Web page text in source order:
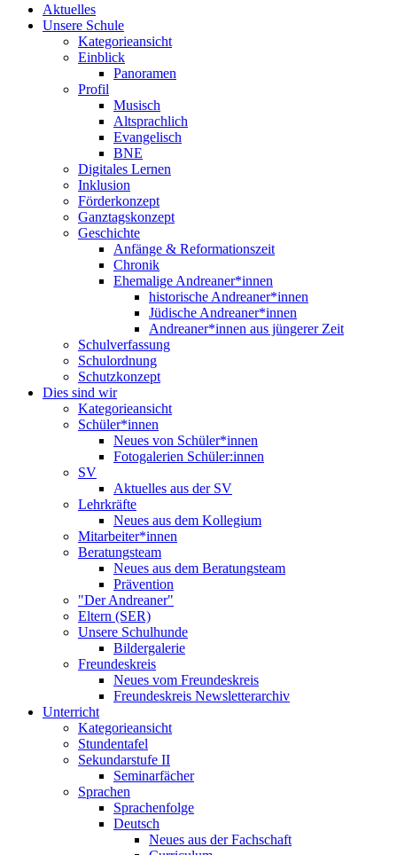
Aktuelles
Unsere Schule
Kategorieansicht
Einblick
Panoramen
Profil
Musisch
Altsprachlich
Evangelisch
BNE
Digitales Lernen
Inklusion
Förderkonzept
Ganztagskonzept
Geschichte
Anfänge & Reformationszeit
Chronik
Ehemalige Andreaner*innen
historische Andreaner*innen
Jüdische Andreaner*innen
Andreaner*innen aus jüngerer Zeit
Schulverfassung
Schulordnung
Schutzkonzept
Dies sind wir
Kategorieansicht
Schüler*innen
Neues von Schüler*innen
Fotogalerien Schüler:innen
SV
Aktuelles aus der SV
Lehrkräfte
Neues aus dem Kollegium
Mitarbeiter*innen
Beratungsteam
Neues aus dem Beratungsteam
Prävention
"Der Andreaner"
Eltern (SER)
Unsere Schulhunde
Bildergalerie
Freundeskreis
Neues vom Freundeskreis
Freundeskreis Newsletterarchiv
Unterricht
Kategorieansicht
Stundentafel
Sekundarstufe II
Seminarfächer
Sprachen
Sprachenfolge
Deutsch
Neues aus der Fachschaft